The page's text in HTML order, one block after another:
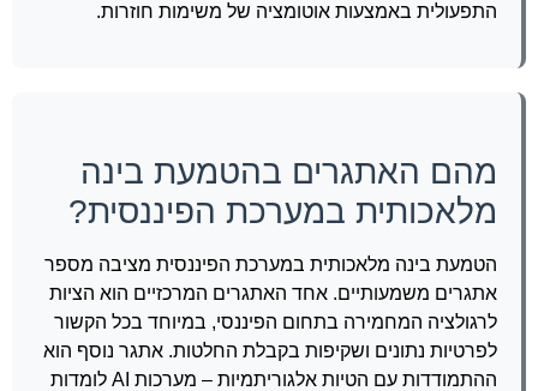
התפעולית באמצעות אוטומציה של משימות חוזרות.
מהם האתגרים בהטמעת בינה
מלאכותית במערכת הפיננסית?
הטמעת בינה מלאכותית במערכת הפיננסית מציבה מספר
אתגרים משמעותיים. אחד האתגרים המרכזיים הוא הציות
לרגולציה המחמירה בתחום הפיננסי, במיוחד בכל הקשור
לפרטיות נתונים ושקיפות בקבלת החלטות. אתגר נוסף הוא
ההתמודדות עם הטיות אלגוריתמיות – מערכות AI לומדות